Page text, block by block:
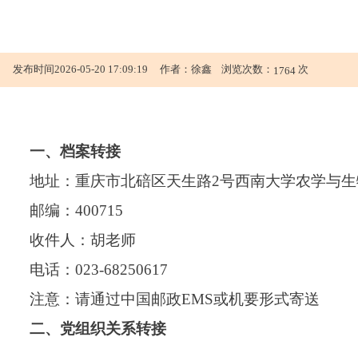
发布时间2026-05-20 17:09:19 作者：徐鑫 浏览次数： 1764 次
一、档案转接
地址：重庆市北碚区天生路2号西南大学农学与
邮编：400715
收件人：胡老师
电话：023-68250617
注意：请通过中国邮政EMS或机要形式寄送
二、党组织关系转接